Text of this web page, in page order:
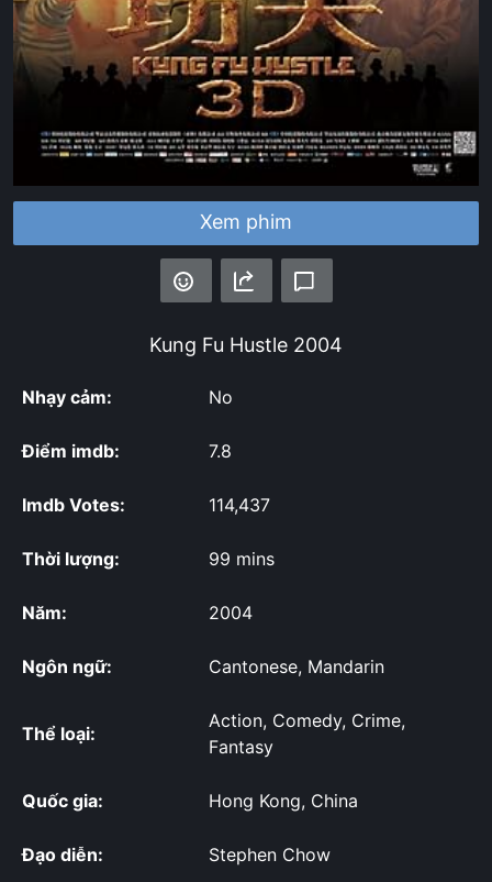
Xem phim
Kung Fu Hustle 2004
Nhạy cảm: No
Điểm imdb: 7.8
Imdb Votes: 114,437
Thời lượng: 99 mins
Năm: 2004
Ngôn ngữ: Cantonese, Mandarin
Thể loại:
Action, Comedy, Crime,
Fantasy
Quốc gia: Hong Kong, China
Đạo diễn: Stephen Chow